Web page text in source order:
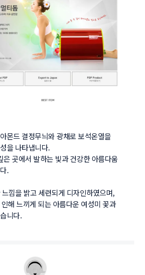
몬드 결정무늬와 광채로 보석온열을
을 나타냅니다.
은 곳에서 발하는 빛과 건강한 아름다움
.
낌을 밝고 세련되게 디자인하였으며,
해 느끼게 되는 아름다운 여성미 꽃과
니다.